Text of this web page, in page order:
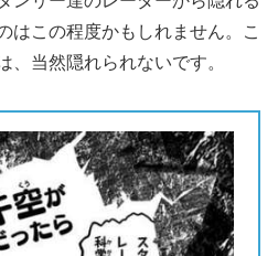
はこの程度かもしれません。こ
、当然隠れられないです。